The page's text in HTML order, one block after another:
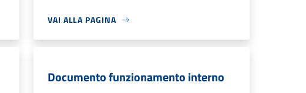
VAI ALLA PAGINA
Documento funzionamento interno